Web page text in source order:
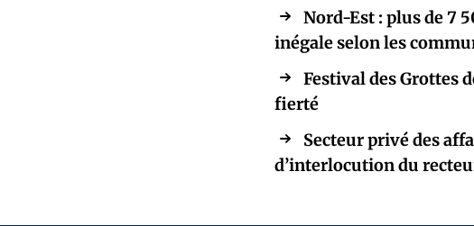
Nord-Est : plus de 7
inégale selon les
Festival des Grottes
fierté
Secteur privé des
d’interlocution du